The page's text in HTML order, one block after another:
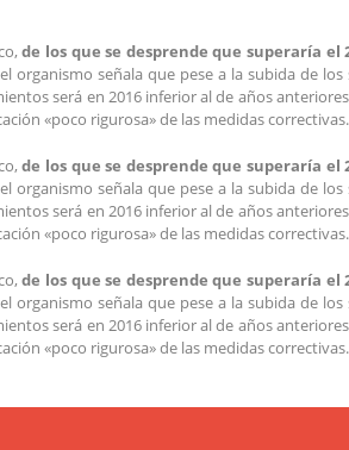
de los que se desprende que superaría el
señala que pese a la subida de
será en 2016 inferior al de años
«poco rigurosa» de las medidas correctivas.
de los que se desprende que superaría el
señala que pese a la subida de
será en 2016 inferior al de años
«poco rigurosa» de las medidas correctivas.
de los que se desprende que superaría el
señala que pese a la subida de
será en 2016 inferior al de años
«poco rigurosa» de las medidas correctivas.